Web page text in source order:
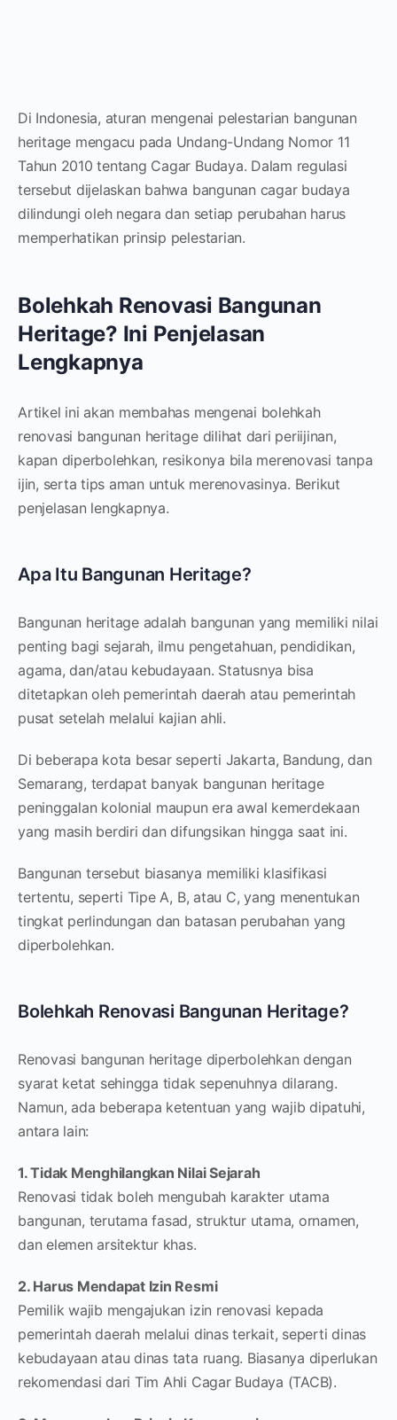
Di Indonesia, aturan mengenai pelestarian bangunan
heritage mengacu pada Undang-Undang Nomor 11
Tahun 2010 tentang Cagar Budaya. Dalam regulasi
tersebut dijelaskan bahwa bangunan cagar budaya
dilindungi oleh negara dan setiap perubahan harus
memperhatikan prinsip pelestarian.
Bolehkah Renovasi Bangunan
Heritage? Ini Penjelasan
Lengkapnya
Artikel ini akan membahas mengenai bolehkah
renovasi bangunan heritage dilihat dari periijinan,
kapan diperbolehkan, resikonya bila merenovasi tanpa
ijin, serta tips aman untuk merenovasinya. Berikut
penjelasan lengkapnya.
Apa Itu Bangunan Heritage?
Bangunan heritage adalah bangunan yang memiliki nilai
penting bagi sejarah, ilmu pengetahuan, pendidikan,
agama, dan/atau kebudayaan. Statusnya bisa
ditetapkan oleh pemerintah daerah atau pemerintah
pusat setelah melalui kajian ahli.
Di beberapa kota besar seperti Jakarta, Bandung, dan
Semarang, terdapat banyak bangunan heritage
peninggalan kolonial maupun era awal kemerdekaan
yang masih berdiri dan difungsikan hingga saat ini.
Bangunan tersebut biasanya memiliki klasifikasi
tertentu, seperti Tipe A, B, atau C, yang menentukan
tingkat perlindungan dan batasan perubahan yang
diperbolehkan.
Bolehkah Renovasi Bangunan Heritage?
Renovasi bangunan heritage diperbolehkan dengan
syarat ketat sehingga tidak sepenuhnya dilarang.
Namun, ada beberapa ketentuan yang wajib dipatuhi,
antara lain:
1. Tidak Menghilangkan Nilai Sejarah
Renovasi tidak boleh mengubah karakter utama
bangunan, terutama fasad, struktur utama, ornamen,
dan elemen arsitektur khas.
2. Harus Mendapat Izin Resmi
Pemilik wajib mengajukan izin renovasi kepada
pemerintah daerah melalui dinas terkait, seperti dinas
kebudayaan atau dinas tata ruang. Biasanya diperlukan
rekomendasi dari Tim Ahli Cagar Budaya (TACB).